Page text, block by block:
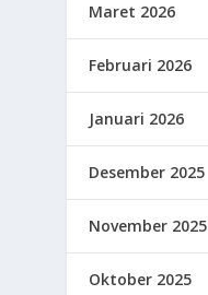
Maret 2026
Februari 2026
Januari 2026
Desember 2025
November 2025
Oktober 2025